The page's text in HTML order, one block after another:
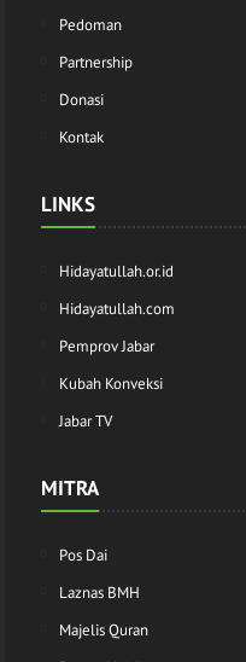
Pedoman
Partnership
Donasi
Kontak
LINKS
Hidayatullah.or.id
Hidayatullah.com
Pemprov Jabar
Kubah Konveksi
Jabar TV
MITRA
Pos Dai
Laznas BMH
Majelis Quran